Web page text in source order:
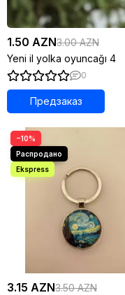
1.50 AZN3.00 AZN
Yeni il yolka oyuncağı 4
0
Предзаказ
−10%
3.15 AZN3.50 AZN